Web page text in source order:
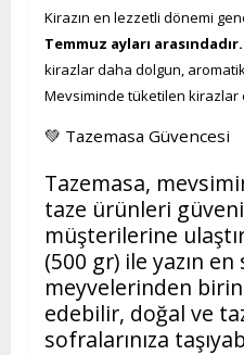
Kirazın en lezzetli dönemi
Temmuz ayları arasındadır.
kirazlar daha dolgun,
Mevsiminde tüketilen
💚 Tazemasa Güvencesi
Tazemasa,
taze ürünleri
müşterilerine
(500 gr) ile yazın en
meyvelerinden
edebilir, doğal ve
sofralarınıza